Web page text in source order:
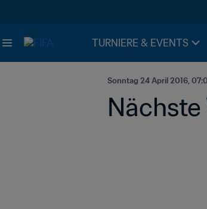
TURNIERE & EVENTS
Sonntag 24 April 2016,